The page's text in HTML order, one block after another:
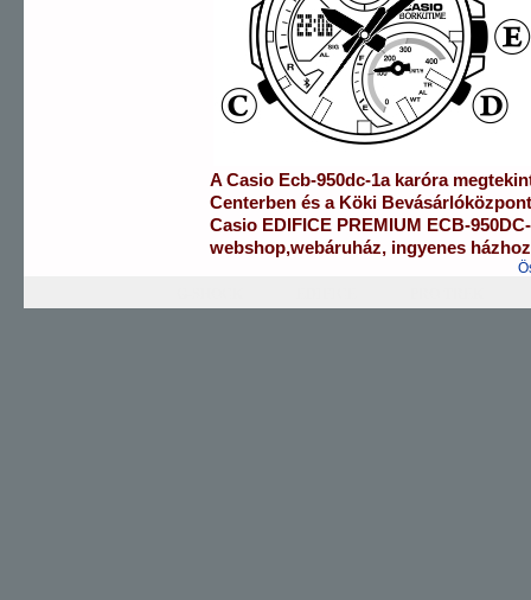
ACasio Ecb-950dc-1a karóra
Centerben és a Köki
Casio EDIFICE PREMIUM
ECB-
webshop,webáruház, ingyenes